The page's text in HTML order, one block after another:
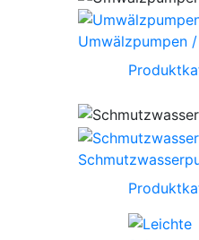
Umwälzpumpen